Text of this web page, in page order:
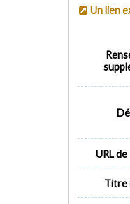
Un lien
URL
Titre